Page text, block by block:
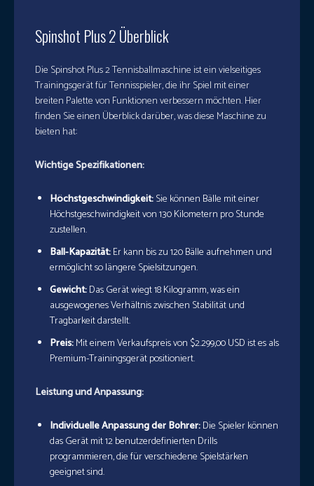
Spinshot Plus 2 Überblick
Die Spinshot Plus 2 Tennisballmaschine ist ein vielseitiges
Trainingsgerät für Tennisspieler, die ihr Spiel mit einer
breiten Palette von Funktionen verbessern möchten. Hier
finden Sie einen Überblick darüber, was diese Maschine zu
bieten hat:
Wichtige Spezifikationen:
Höchstgeschwindigkeit:Sie können Bälle mit einer
Höchstgeschwindigkeit von 130 Kilometern pro Stunde
zustellen.
Ball-Kapazität:Er kann bis zu 120 Bälle aufnehmen und
ermöglicht so längere Spielsitzungen.
Gewicht:Das Gerät wiegt 18 Kilogramm, was ein
ausgewogenes Verhältnis zwischen Stabilität und
Tragbarkeit darstellt.
Preis:Mit einem Verkaufspreis von $2.299,00 USD ist es als
Premium-Trainingsgerät positioniert.
Leistung und Anpassung:
Individuelle Anpassung der Bohrer:Die Spieler können
das Gerät mit 12 benutzerdefinierten Drills
programmieren, die für verschiedene Spielstärken
geeignet sind.